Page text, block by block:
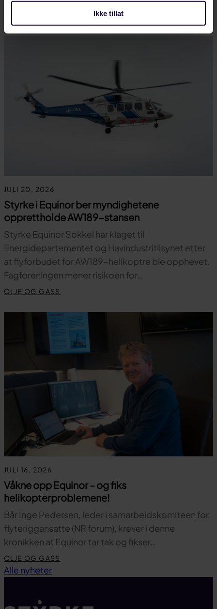
Ikke tillat
JULI 20, 2026
Styrke i Equinor ber myndighetene
opprettholde AW189-stansen
Styrke Equinor Sokkel har klaget til
Energidepartementet og Havindustritilsynet etter
at flyforbudet for AW189-helikoptre ble opphevet.
Fagforeningen mener risikoen for…
OLJE OG GASS
JULI 16, 2026
Våkne opp Equinor – og fiks
helikopterproblemene!
Bår Inge Pedersen, leder i samarbeidskomiteen for
flyteriggansatte (NR forum), krever i denne
kronikken at Equinor tar tak og fikser…
OLJE OG GASS
Alle nyheter